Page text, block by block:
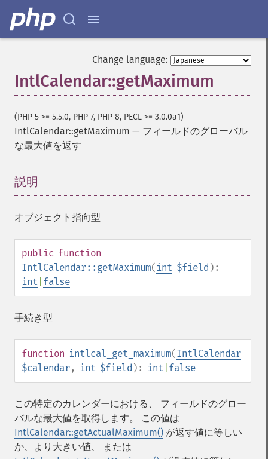
Change language:
IntlCalendar::getMaximum
(PHP 5 >= 5.5.0, PHP 7, PHP 8, PECL >= 3.0.0a1)
IntlCalendar::getMaximum — フィールドのグローバル
な最大値を返す
説明
オブジェクト指向型
public function
IntlCalendar::getMaximum( int $field ):
int false
手続き型
function intlcal_get_maximum(IntlCalendar
$calendar, int $field ): int false
この特定のカレンダーにおける、 フィールドのグロー
バルな最大値を取得します。 この値は
IntlCalendar::getActualMaximum() が返す値に等しい
か、より大きい値、 または